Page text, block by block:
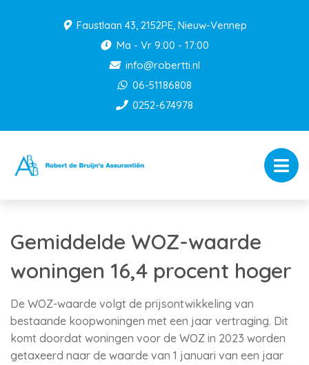
Faustlaan 43, 2152PE, Nieuw-Vennep
Ma - Vr 9:00 - 17:00
info@robertti.nl
06-51186808
0252-674978
Gemiddelde WOZ-waarde
woningen 16,4 procent hoger
De WOZ-waarde volgt de prijsontwikkeling van
bestaande koopwoningen met een jaar vertraging. Dit
komt doordat woningen voor de WOZ in 2023 worden
getaxeerd naar de waarde van 1 januari van een jaar